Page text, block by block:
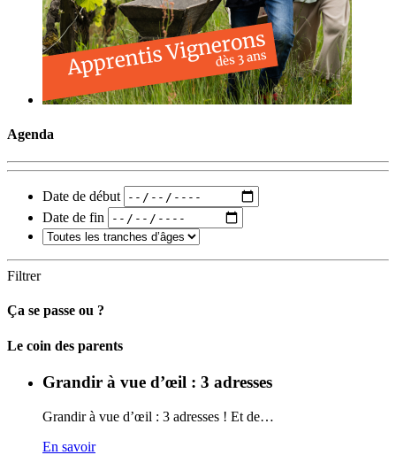
Agenda
Date de début
Date de fin
Filtrer
Ça se passe ou ?
Carto
Le coin des parents
Grandir à vue d’œil : 3 adresses
Grandir à vue d’œil : 3 adresses ! Et de…
En savoir